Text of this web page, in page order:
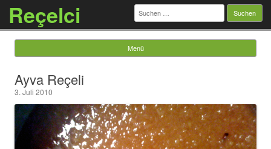
Reçelci Suchen
nach:
Menü
Ayva Reçeli
3. Juli 2010